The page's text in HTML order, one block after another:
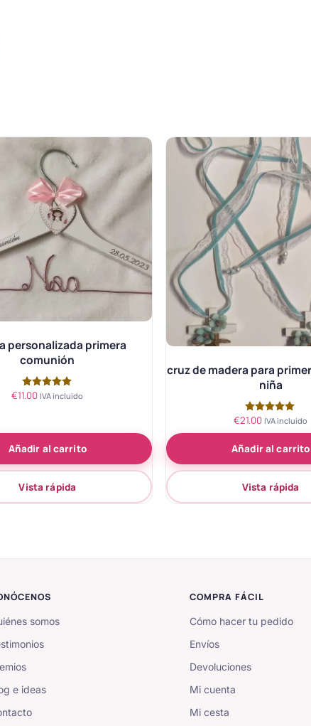
personalizada primera
comunión
Valorado
€11.00 IVA incluido
Añadir al carrito
Vista rápida
cruz de madera para
niña
Valorado
de 5
€21.00 IVA incluido
Añadir al carrito
Vista rápida
somos
e ideas
COMPRA FÁCIL
Cómo hacer tu pedido
Envíos
Devoluciones
Mi cuenta
Mi cesta